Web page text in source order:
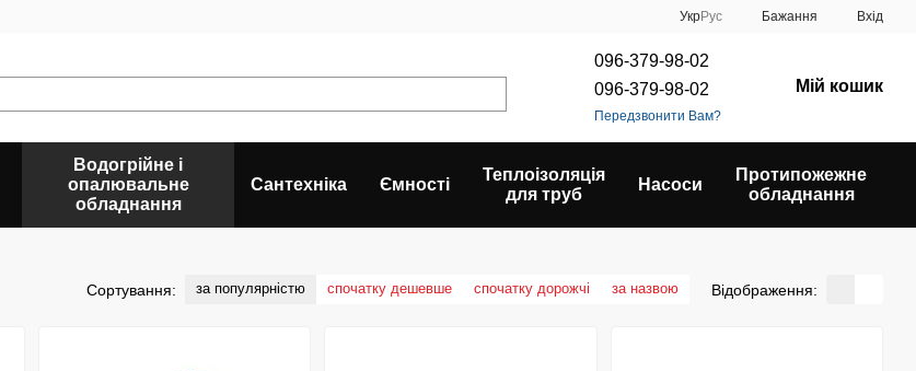
УкрРус Бажання Вхід
096-379-98-02
096-379-98-02
Передзвонити Вам?
Мій кошик
Водогрійне і
опалювальне
обладнання
Сантехніка Ємності
Теплоізоляція
для труб
Насоси
Протипожежне
обладнання
Сортування: за популярністю спочатку дешевше спочатку дорожчі за назвою Відображення: